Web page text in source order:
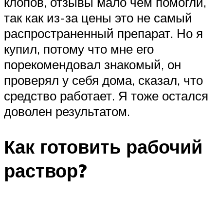
так как из-за цены это не самый
распространенный препарат. Но я
купил, потому что мне его
порекомендовал знакомый, он
проверял у себя дома, сказал, что
средство работает. Я тоже остался
доволен результатом.
Как готовить рабочий
раствор?